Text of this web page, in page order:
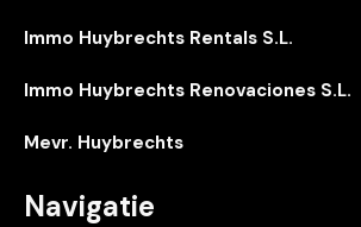
Immo Huybrechts Rentals S.L.
Immo Huybrechts Renovaciones S.L.
Mevr. Huybrechts
Navigatie